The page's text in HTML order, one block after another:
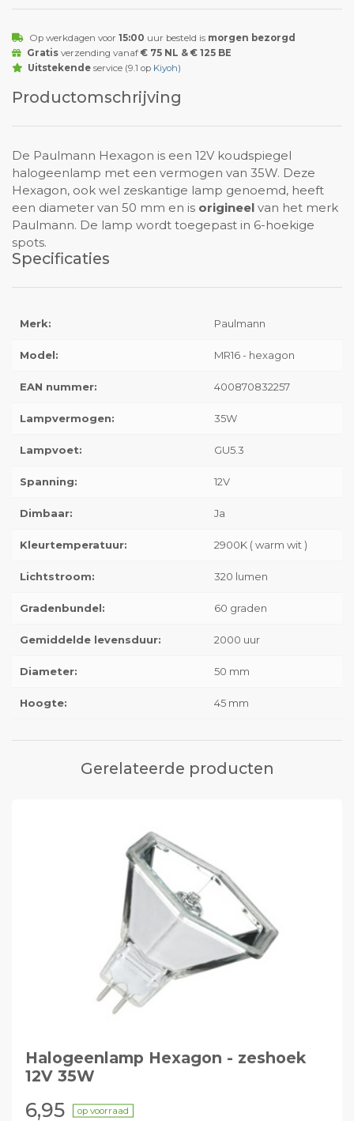
Op werkdagen voor 15:00 uur besteld is morgen bezorgd
Gratisverzending vanaf € 75 NL & € 125 BE
Uitstekendeservice (9.1 op Kiyoh)
Productomschrijving
De Paulmann Hexagon is een 12V koudspiegel
halogeenlamp met een vermogen van 35W. Deze
Hexagon, ook wel zeskantige lamp genoemd, heeft
een diameter van 50 mm en is origineel van het merk
Paulmann. De lamp wordt toegepast in 6-hoekige
spots.
Specificaties
Merk: Paulmann
Model: MR16 - hexagon
EAN nummer: 400870832257
Lampvermogen: 35W
Lampvoet: GU5.3
Spanning: 12V
Dimbaar: Ja
Kleurtemperatuur: 2900K ( warm wit )
Lichtstroom: 320 lumen
Gradenbundel: 60 graden
Gemiddelde levensduur: 2000 uur
Diameter: 50 mm
Hoogte: 45 mm
Gerelateerde producten
Halogeenlamp Hexagon - zeshoek
12V 35W
6,95 op voorraad